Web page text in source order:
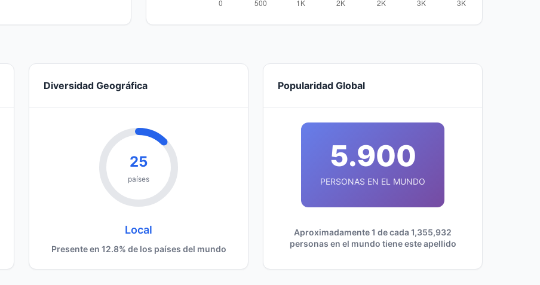
Diversidad Geográfica
25
países
Local
Presente en 12.8% de los países del mundo
Popularidad Global
5.900
PERSONAS EN EL MUNDO
Aproximadamente 1 de cada 1,355,932
personas en el mundo tiene este apellido